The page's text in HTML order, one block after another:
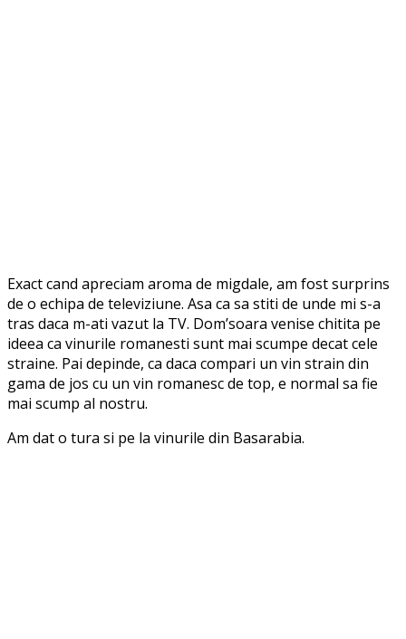
Exact cand apreciam aroma de migdale, am fost surprins
de o echipa de televiziune. Asa ca sa stiti de unde mi s-a
tras daca m-ati vazut la TV. Dom’soara venise chitita pe
ideea ca vinurile romanesti sunt mai scumpe decat cele
straine. Pai depinde, ca daca compari un vin strain din
gama de jos cu un vin romanesc de top, e normal sa fie
mai scump al nostru.
Am dat o tura si pe la vinurile din Basarabia.